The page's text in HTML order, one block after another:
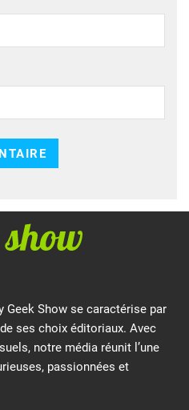
Geek Show se caractérise par
ses choix éditoriaux. Avec
notre média réunit l’une
passionnées et